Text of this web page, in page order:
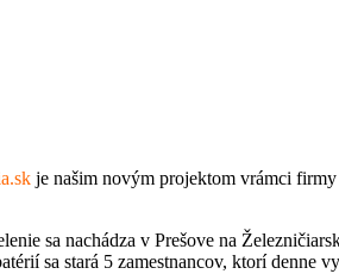
je našim novým projektom vrámci firmy
sa nachádza v Prešove na
sa stará 5 zamestnancov, ktorí